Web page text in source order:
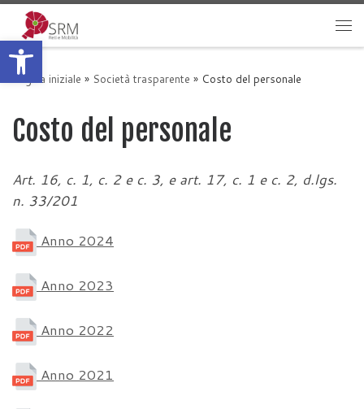
Apri la barra degli strumenti
Passa al contenuto
Pagina iniziale » Società trasparente » Costo del personale
Costo del personale
Art. 16, c. 1, c. 2 e c. 3, e art. 17, c. 1 e c. 2, d.lgs.
n. 33/201
Anno 2024
Anno 2023
Anno 2022
Anno 2021